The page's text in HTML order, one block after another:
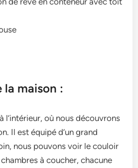
la maison :
l’intérieur, où nous découvrons
Il est équipé d’un grand
nous pouvons voir le couloir
à coucher, chacune